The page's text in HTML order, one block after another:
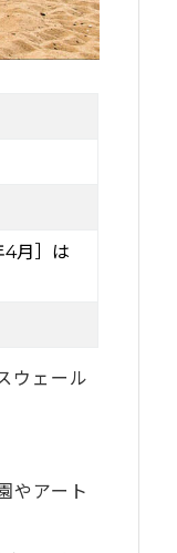
4月］は
ウェール
やアート